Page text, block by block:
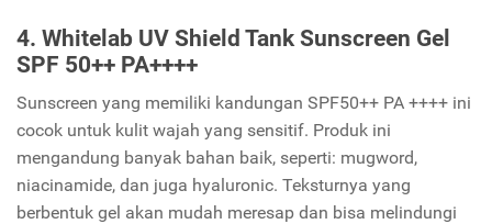
4. Whitelab UV Shield Tank Sunscreen Gel
SPF 50++ PA++++
Sunscreen yang memiliki kandungan SPF50++ PA ++++ ini
cocok untuk kulit wajah yang sensitif. Produk ini
mengandung banyak bahan baik, seperti: mugword,
niacinamide, dan juga hyaluronic. Teksturnya yang
berbentuk gel akan mudah meresap dan bisa melindungi